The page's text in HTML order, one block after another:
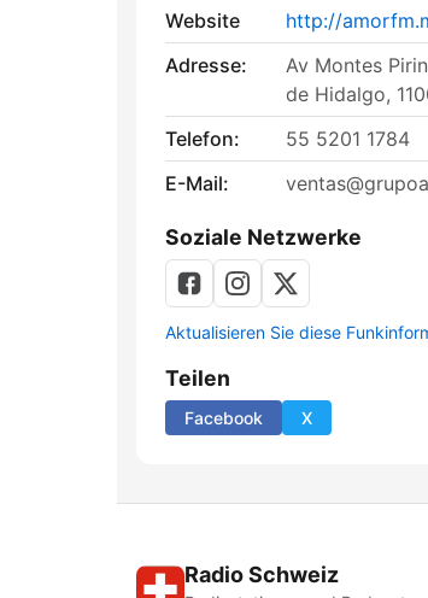
Website
http://
Adresse:
Av Montes
de Hidalgo,
Telefon:
55 5201 1784
E-Mail:
Soziale Netzwerke
Aktualisieren Sie diese
Teilen
Facebook X
Radio Schweiz